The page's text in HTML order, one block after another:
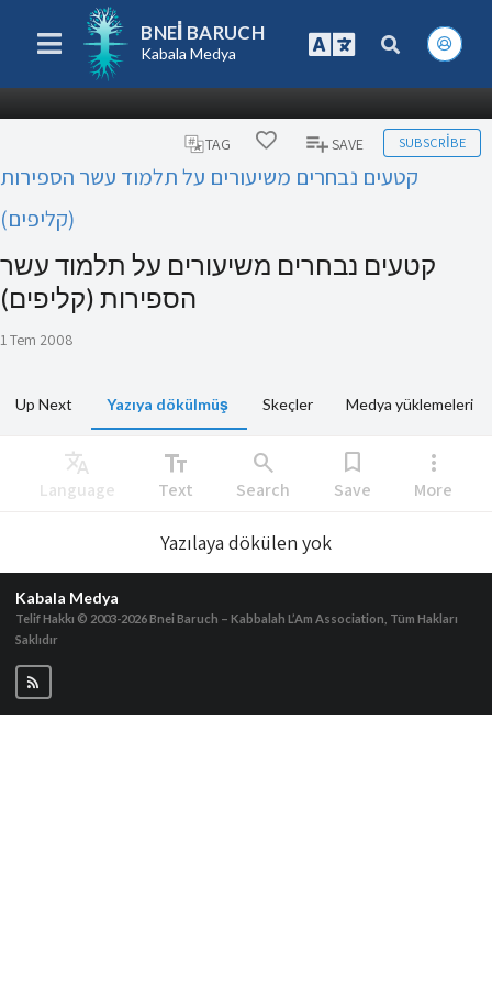
BNEI BARUCH
Kabala Medya
TAG SAVE SUBSCRIBE
קטעים נבחרים משיעורים על תלמוד עשר הספירות
(קליפים)
קטעים נבחרים משיעורים על תלמוד עשר
הספירות (קליפים)
1 Tem 2008
Up Next Yazıya dökülmüş Skeçler Medya yüklemeleri
Translate
Language
text_fields
Text
search
Search
bookmark
Save
more_vert
More
Yazılaya dökülen yok
Kabala Medya
Telif Hakkı © 2003-2026Bnei Baruch – Kabbalah L’Am Association, Tüm Hakları
Saklıdır